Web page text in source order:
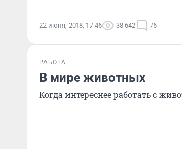
22 июня, 2018, 17:46 38 642 76
РАБОТА
В мире животных
Когда интереснее работать с